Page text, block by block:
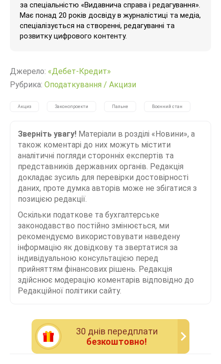
за спеціальністю «Видавнича справа і редагування».
Має понад 20 років досвіду в журналістиці та медіа,
спеціалізується на створенні, редагуванні та
розвитку цифрового контенту.
Джерело: «Дебет-Кредит»
Рубрика: Оподаткування / Акцизи
Акциз Законопроекти Пальне Воєнний стан
Зверніть увагу! Матеріали в розділі «Новини», а
також коментарі до них можуть містити
аналітичні погляди сторонніх експертів та
представників державних органів. Редакція
докладає зусиль для перевірки достовірності
даних, проте думка авторів може не збігатися з
позицією редакції.
Оскільки податкове та бухгалтерське
законодавство постійно змінюється, ми
рекомендуємо використовувати наведену
інформацію як довідкову та звертатися за
індивідуальною консультацією перед
прийняттям фінансових рішень. Редакція
здійснює модерацію коментарів відповідно до
Редакційної політики сайту.
30 днiв передплати
безкоштовно!